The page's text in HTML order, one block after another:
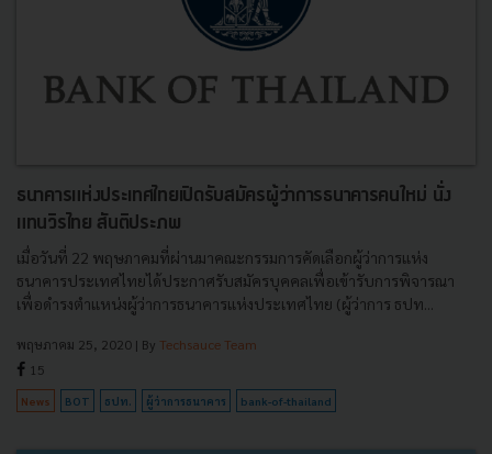
ธนาคารแห่งประเทศไทยเปิดรับสมัครผู้ว่าการธนาคารคนใหม่ นั่ง
แทนวิรไทย สันติประภพ
เมื่อวันที่ 22 พฤษภาคมที่ผ่านมาคณะกรรมการคัดเลือกผู้ว่าการแห่ง
ธนาคารประเทศไทยได้ประกาศรับสมัครบุคคลเพื่อเข้ารับการพิจารณา
เพื่อดำรงตำแหน่งผู้ว่าการธนาคารแห่งประเทศไทย (ผู้ว่าการ ธปท...
พฤษภาคม 25, 2020 | By Techsauce Team
15
News BOT ธปท. ผู้ว่าการธนาคาร bank-of-thailand